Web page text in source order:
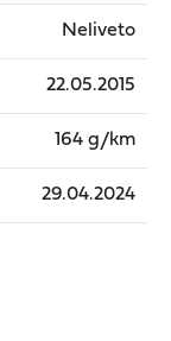
Neliveto
22.05.2015
164 g/km
29.04.2024